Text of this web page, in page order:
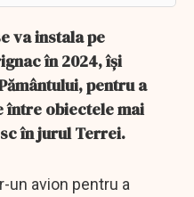
va instala pe
în 2024, își
pentru a
între obiectele mai
în jurul Terrei.
un avion pentru a